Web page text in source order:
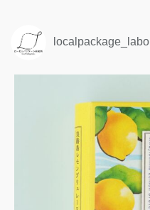
localpackage_labo